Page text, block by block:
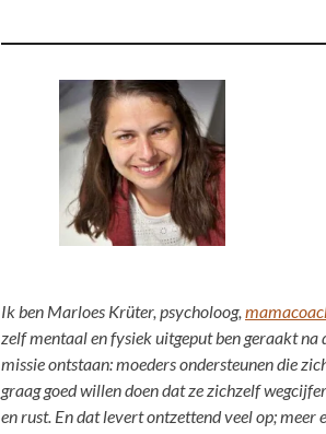
Ik ben Marloes Krüter, psycholoog,
zelf mentaal en fysiek uitgeput ben geraakt
missie ontstaan: moeders ondersteunen die
graag goed willen doen dat ze zichzelf
en rust. En dat levert ontzettend veel op;